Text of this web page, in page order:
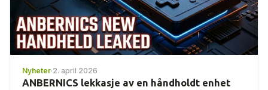
Nyheter·2. april 2026
ANBERNICS lekkasje av en håndholdt enhet